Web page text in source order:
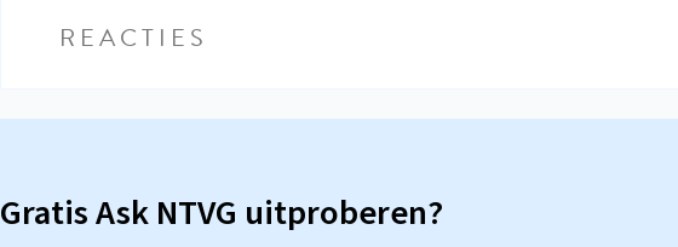
REACTIES
Gratis Ask NTVG uitproberen?